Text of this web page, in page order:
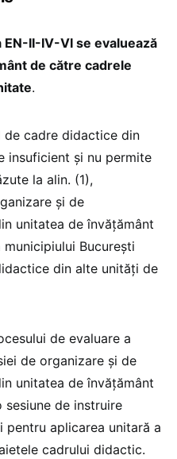
EN-II-IV-VI se evaluează
de către cadrele
.
de cadre didactice din
insuficient și nu permite
la alin. (1),
și de
unitatea de învățământ
București
din alte unități de
de evaluare a
de organizare și de
unitatea de învățământ
de instruire
aplicarea unitară a
cadrului didactic.